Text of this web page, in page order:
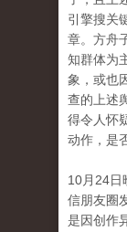
引擎搜关
章。方舟
知群体为
象，或也
查的上述
得令人怀
动作，是
10月24日
信朋友圈
是因创作